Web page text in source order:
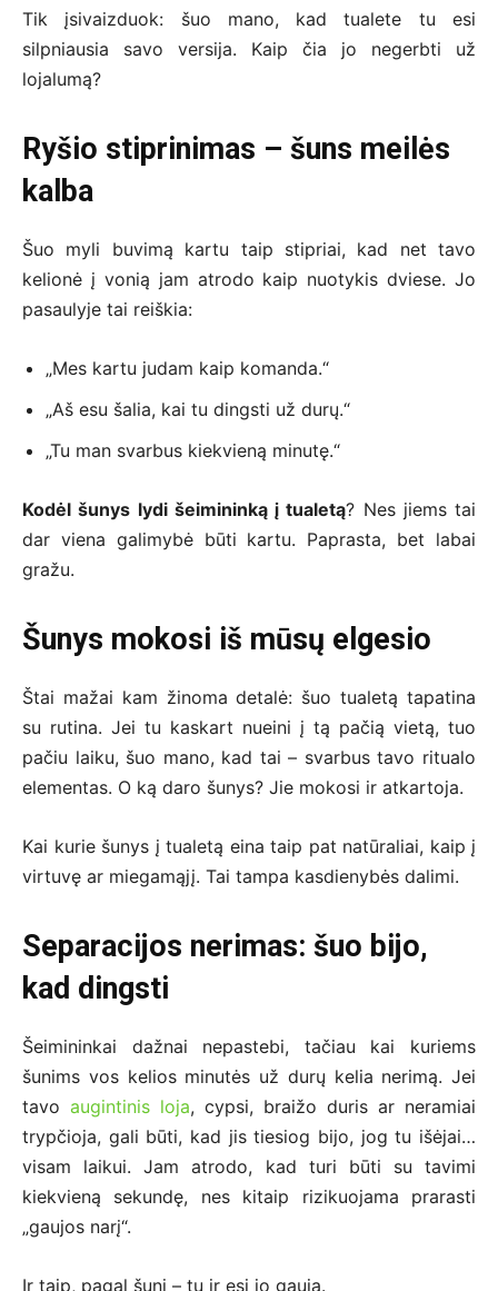
Tik įsivaizduok: šuo mano, kad tualete tu esi
silpniausia savo versija. Kaip čia jo negerbti už
lojalumą?
Ryšio stiprinimas – šuns meilės
kalba
Šuo myli buvimą kartu taip stipriai, kad net tavo
kelionė į vonią jam atrodo kaip nuotykis dviese. Jo
pasaulyje tai reiškia:
„Mes kartu judam kaip komanda.“
„Aš esu šalia, kai tu dingsti už durų.“
„Tu man svarbus kiekvieną minutę.“
Kodėl šunys lydi šeimininką į tualetą? Nes jiems tai
dar viena galimybė būti kartu. Paprasta, bet labai
gražu.
Šunys mokosi iš mūsų elgesio
Štai mažai kam žinoma detalė: šuo tualetą tapatina
su rutina. Jei tu kaskart nueini į tą pačią vietą, tuo
pačiu laiku, šuo mano, kad tai – svarbus tavo ritualo
elementas. O ką daro šunys? Jie mokosi ir atkartoja.
Kai kurie šunys į tualetą eina taip pat natūraliai, kaip į
virtuvę ar miegamąjį. Tai tampa kasdienybės dalimi.
Separacijos nerimas: šuo bijo,
kad dingsti
Šeimininkai dažnai nepastebi, tačiau kai kuriems
šunims vos kelios minutės už durų kelia nerimą. Jei
tavo augintinis loja, cypsi, braižo duris ar neramiai
trypčioja, gali būti, kad jis tiesiog bijo, jog tu išėjai…
visam laikui. Jam atrodo, kad turi būti su tavimi
kiekvieną sekundę, nes kitaip rizikuojama prarasti
„gaujos narį“.
Ir taip, pagal šunį – tu ir esi jo gauja.